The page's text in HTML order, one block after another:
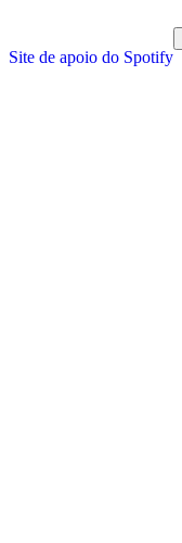
Site de apoio do Spotify